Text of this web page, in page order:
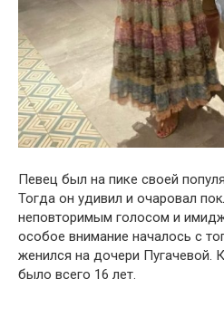
Певец был на пике своей
Тогда он удивил и очаровал
неповторимым голосом и
особое внимание началось с
женился на дочери Пугачевой.
было всего 16 лет.